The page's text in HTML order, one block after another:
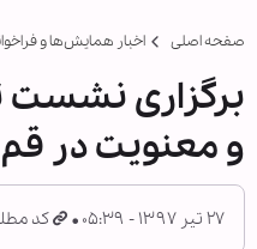
صفحه اصلی اخبار همايش‌ها و
برگزاری
و معنویت در قم
۲۷ تیر ۱۳۹۷ - ۰۵:۳۹ کد مطلب: